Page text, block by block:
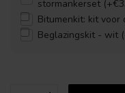
stormankerset
Bitumenkit: kit voor
Beglazingskit - wit